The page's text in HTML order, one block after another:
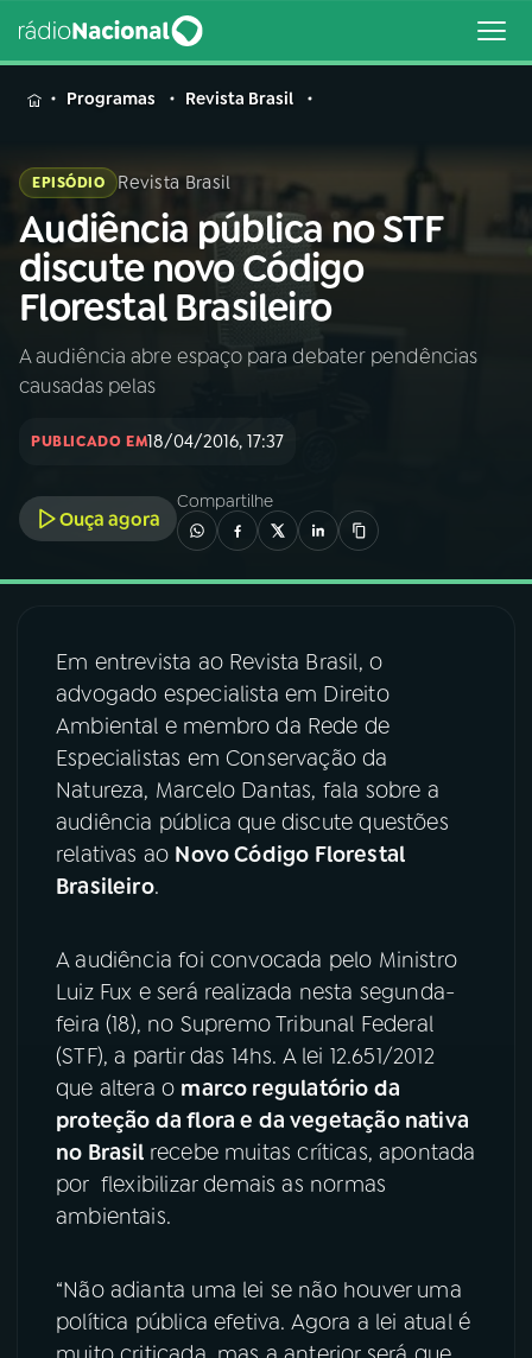
MENU
Buscar
na
Rádio
Nacional
Buscar
AO VIVO
INÍCIO
A RÁDIO
03PROGRAMAÇÃO
04 PROGRAMAS
PODCASTS
06 VIDEOCASTS
08 FESTIVAL DE MÚSICA
ACOMPANHE A RÁDIO NACIONAL
YouTube Facebook
TikTok
Programas Revista Brasil
EPISÓDIO Revista Brasil
Audiência pública no STF
discute novo Código
Florestal Brasileiro
A audiência abre espaço para debater pendências
causadas pelas
PUBLICADO EM18/04/2016, 17:37
Ouça agora
Compartilhe
Em entrevista ao Revista Brasil, o
advogado especialista em Direito
Ambiental e membro da Rede de
Especialistas em Conservação da
Natureza, Marcelo Dantas, fala sobre a
audiência pública que discute questões
relativas ao Novo Código Florestal
Brasileiro.
A audiência foi convocada pelo Ministro
Luiz Fux e será realizada nesta segunda-
feira (18), no Supremo Tribunal Federal
(STF), a partir das 14hs. A lei 12.651/2012
que altera o marco regulatório da
proteção da flora e da vegetação nativa
no Brasil recebe muitas críticas, apontada
por flexibilizar demais as normas
ambientais.
“Não adianta uma lei se não houver uma
política pública efetiva. Agora a lei atual é